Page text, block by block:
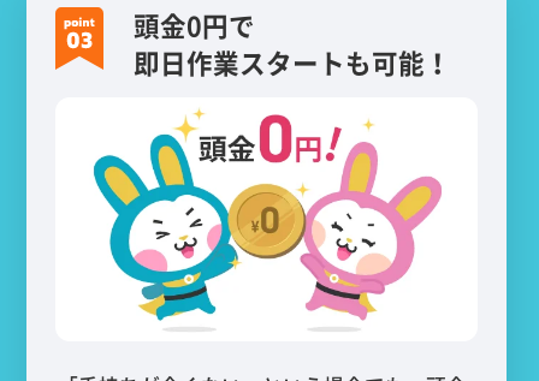
頭金0円で
即日作業スタートも可能！